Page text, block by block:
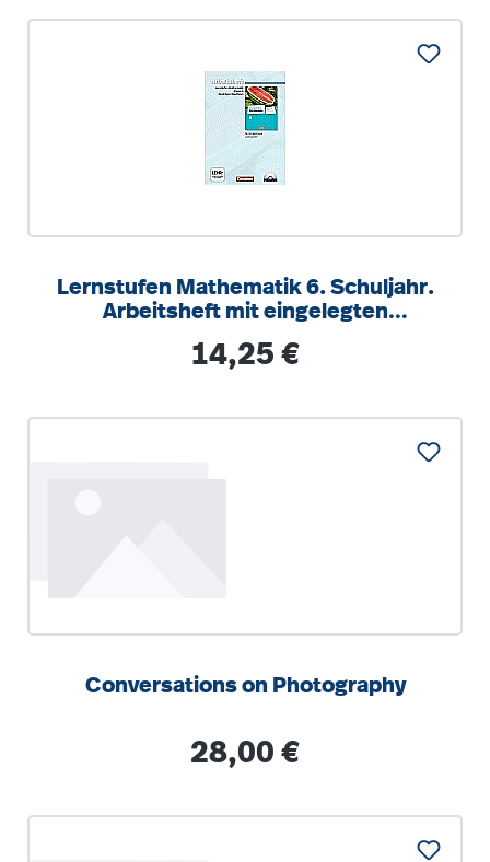
Lernstufen Mathematik 6. Schuljahr.
Arbeitsheft mit eingelegten
Regulärer Preis:
14,25 €
Conversations on Photography
Regulärer Preis:
28,00 €